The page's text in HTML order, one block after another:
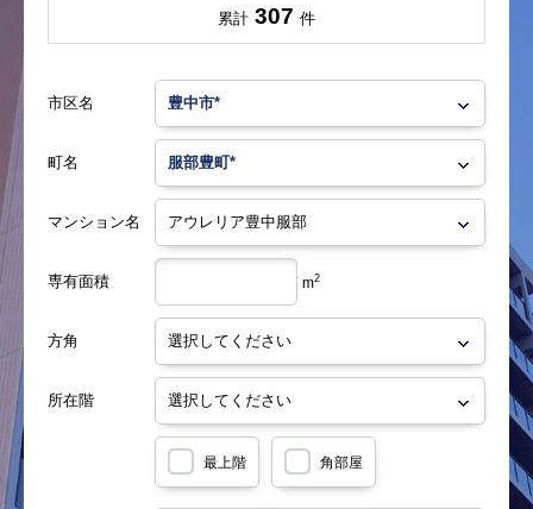
累計 307 件
市区名
町名
マンション名
専有面積 m2
方角
所在階
最上階 角部屋